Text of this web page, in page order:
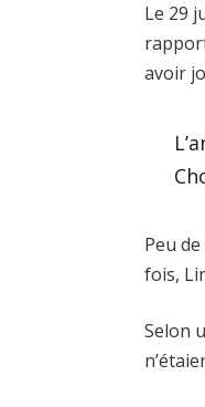
Le 29
avoir
Peu
fois,
Selon